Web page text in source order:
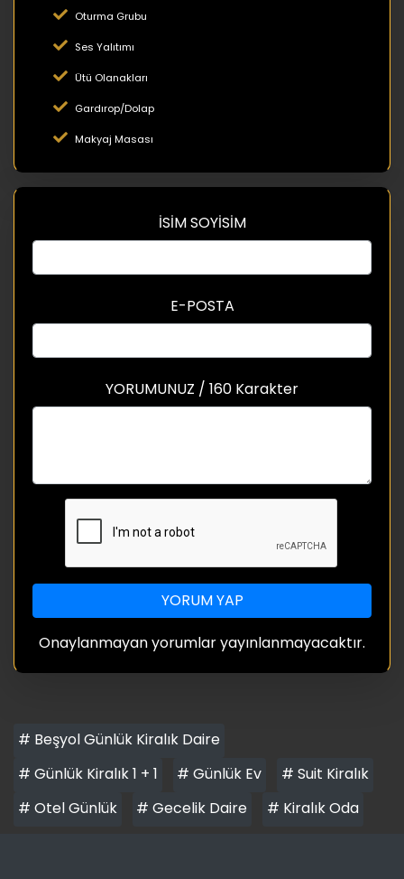
Oturma Grubu
Ses Yalıtımı
Ütü Olanakları
Gardırop/Dolap
Makyaj Masası
İSİM SOYİSİM
E-POSTA
YORUMUNUZ / 160 Karakter
YORUM YAP
Onaylanmayan yorumlar yayınlanmayacaktır.
# Beşyol Günlük Kiralık Daire
# Günlük Kiralık 1 + 1
# Günlük Ev
# Suit Kiralık
# Otel Günlük
# Gecelik Daire # Kiralık Oda